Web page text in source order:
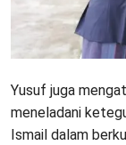
Yusuf juga
meneladani
Ismail dalam